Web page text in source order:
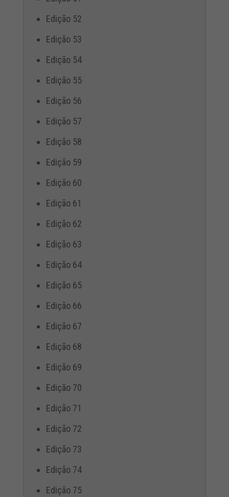
Edição 52
Edição 53
Edição 54
Edição 55
Edição 56
Edição 57
Edição 58
Edição 59
Edição 60
Edição 61
Edição 62
Edição 63
Edição 64
Edição 65
Edição 66
Edição 67
Edição 68
Edição 69
Edição 70
Edição 71
Edição 72
Edição 73
Edição 74
Edição 75